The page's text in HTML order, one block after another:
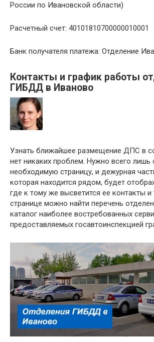
России по Ивановской области)
Расчетный счет: 40101810700000010001
Банк получателя платежа: Отделение
Контакты и график работы
ГИБДД в Иваново
Узнать ближайшее размещение ДПС в
нет никаких проблем. Нужно всего лишь
необходимую страницу, и дежурная
которая находится рядом, будет
где к тому же высветится ее контакты
странице можно найти перечень
каталог наиболее востребованных
предоставляемых госавтоинспекцией